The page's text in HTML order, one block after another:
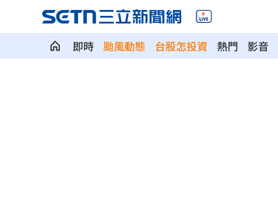
即時 颱風動態 台股怎投資 熱門 影音